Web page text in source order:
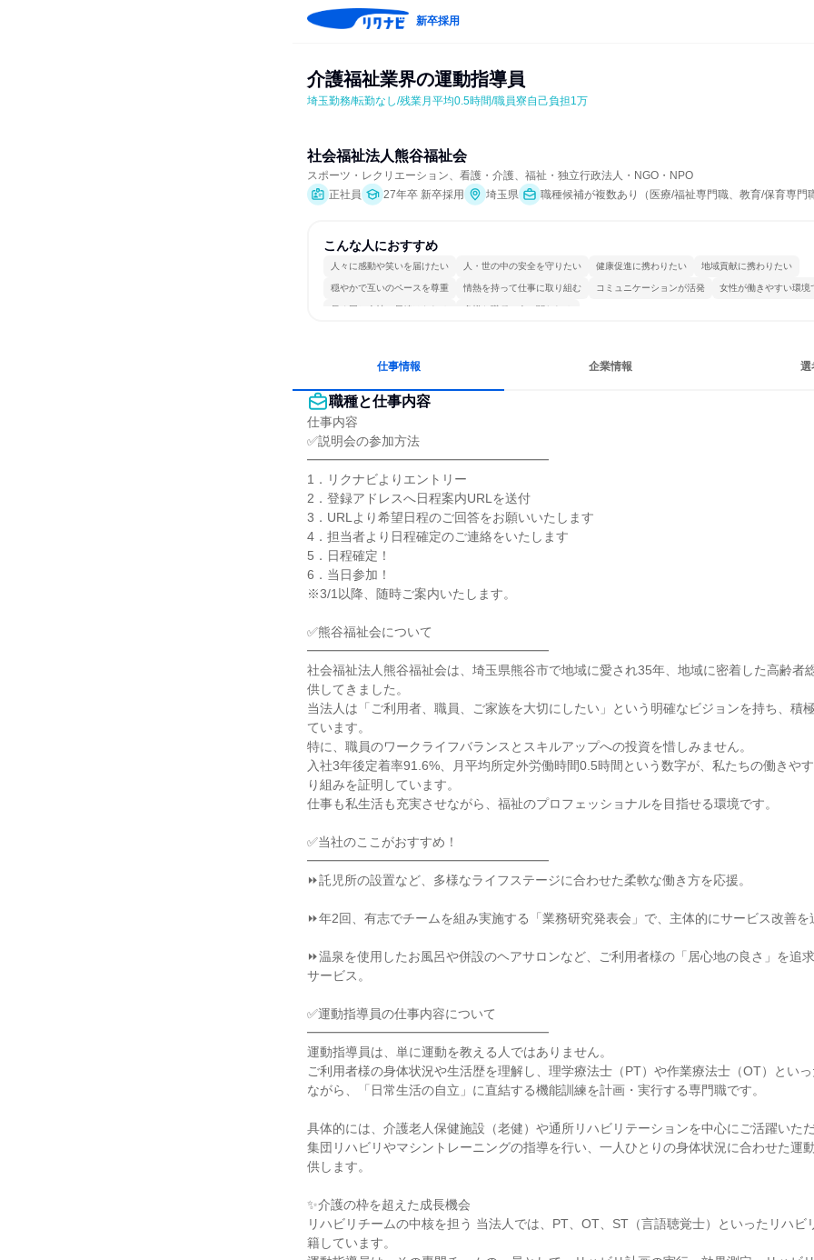
新卒採用
介護福祉業界の運動指導員
埼玉勤務/転勤なし/残業月平均0.5時間/職員寮自己負担1万
社会福祉法人熊谷福祉会
スポーツ・レクリエーション、看護・介護、福祉・独立行政法人・NGO・NPO
正社員
27年卒 新卒採用 埼玉県 職種候補が複数あり（医療/福祉専門職、教育/保育専門
こんな人におすすめ
人々に感動や笑いを届けたい 人・世の中の安全を守りたい 健康促進に携わりたい 地域貢献に携わりたい
穏やかで互いのペースを尊重 情熱を持って仕事に取り組む コミュニケーションが活発 女性が働きやすい環境
長く同じ会社に居続けられる 多様な職種の人と関われる
仕事情報 企業情報 選
職種と仕事内容
仕事内容
✅説明会の参加方法
━━━━━━━━━━━━━━━━━━━
1．リクナビよりエントリー
2．登録アドレスへ日程案内URLを送付
3．URLより希望日程のご回答をお願いいたします
4．担当者より日程確定のご連絡をいたします
5．日程確定！
6．当日参加！
※3/1以降、随時ご案内いたします。
✅熊谷福祉会について
━━━━━━━━━━━━━━━━━━━
社会福祉法人熊谷福祉会は、埼玉県熊谷市で地域に愛され35年、地域に密着した高齢者
供してきました。
当法人は「ご利用者、職員、ご家族を大切にしたい」という明確なビジョンを持ち、積
ています。
特に、職員のワークライフバランスとスキルアップへの投資を惜しみません。
入社3年後定着率91.6%、月平均所定外労働時間0.5時間という数字が、私たちの働きや
り組みを証明しています。
仕事も私生活も充実させながら、福祉のプロフェッショナルを目指せる環境です。
✅当社のここがおすすめ！
━━━━━━━━━━━━━━━━━━━
⏩託児所の設置など、多様なライフステージに合わせた柔軟な働き方を応援。
⏩年2回、有志でチームを組み実施する「業務研究発表会」で、主体的にサービス改善を
⏩温泉を使用したお風呂や併設のヘアサロンなど、ご利用者様の「居心地の良さ」を追
サービス。
✅運動指導員の仕事内容について
━━━━━━━━━━━━━━━━━━━
運動指導員は、単に運動を教える人ではありません。
ご利用者様の身体状況や生活歴を理解し、理学療法士（PT）や作業療法士（OT）とい
ながら、「日常生活の自立」に直結する機能訓練を計画・実行する専門職です。
具体的には、介護老人保健施設（老健）や通所リハビリテーションを中心にご活躍いただ
集団リハビリやマシントレーニングの指導を行い、一人ひとりの身体状況に合わせた運
供します。
✨介護の枠を超えた成長機会
リハビリチームの中核を担う 当法人では、PT、OT、ST（言語聴覚士）といったリハビ
籍しています。